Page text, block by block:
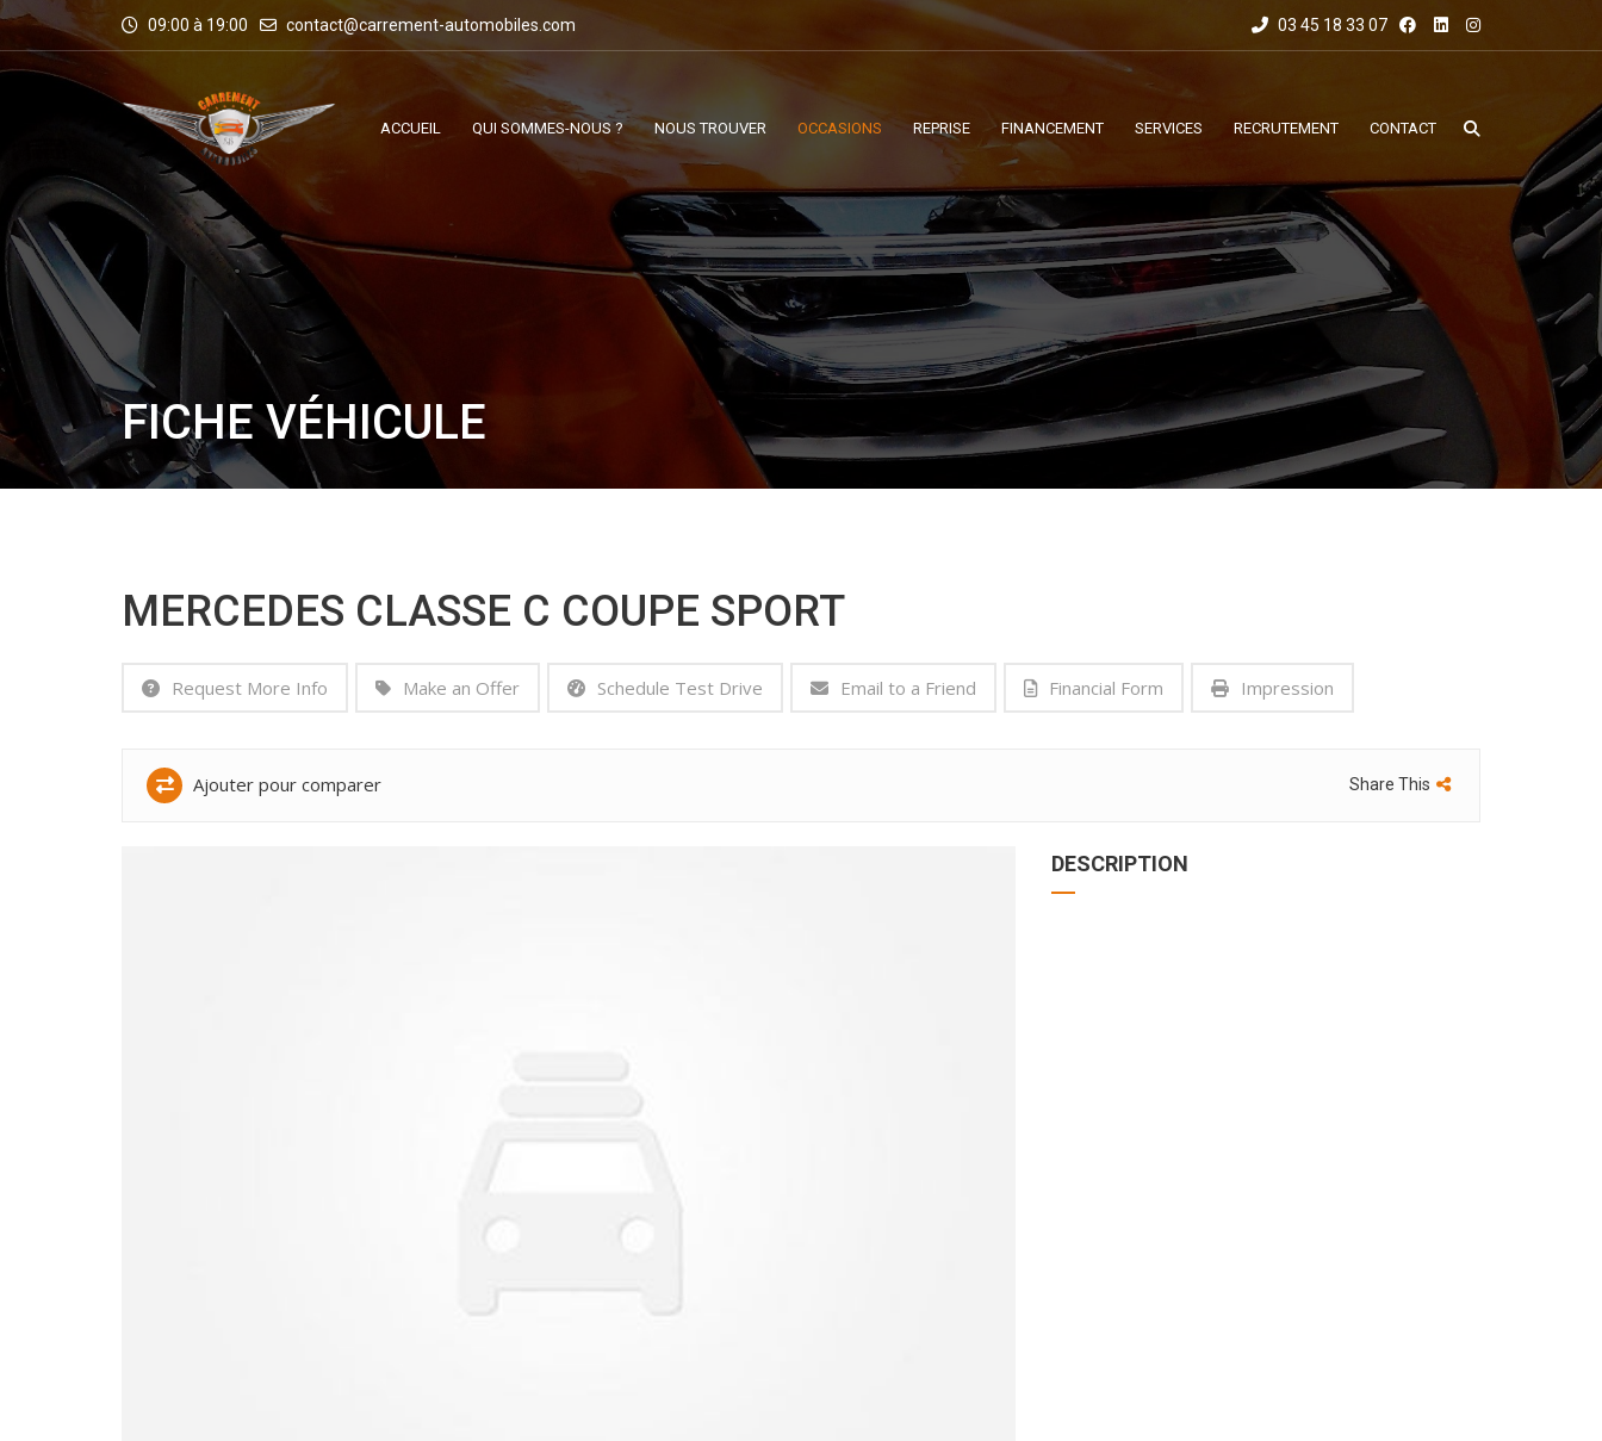
09:00 à 19:00 contact@carrement-automobiles.com 03 45 18 33 07
ACCUEIL QUI SOMMES-NOUS ? NOUS TROUVER OCCASIONS REPRISE FINANCEMENT SERVICES RECRUTEMENT CONTACT
FICHE VÉHICULE
MERCEDES CLASSE C COUPE SPORT
Request More Info Make an Offer Schedule Test Drive Email to a Friend Financial Form Impression
Ajouter pour comparer Share This
DESCRIPTION